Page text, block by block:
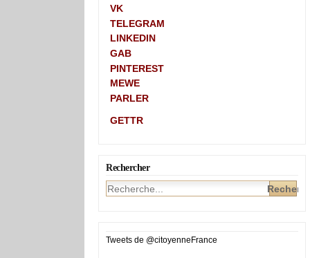
VK
TELEGRAM
LINKEDIN
GAB
PINTEREST
MEWE
PARLER
GETTR
Rechercher
Tweets de @citoyenneFrance